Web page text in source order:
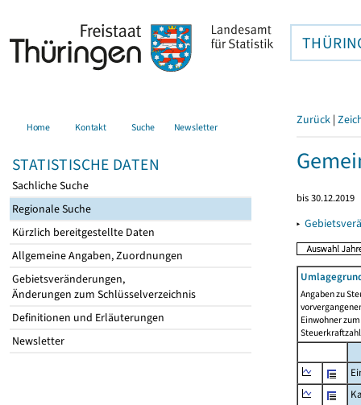
Home Kontakt Suche Newsletter
STATISTISCHE DATEN
Sachliche Suche
Regionale Suche
Kürzlich bereitgestellte Daten
Allgemeine Angaben, Zuordnungen
Gebietsveränderungen,
Änderungen zum Schlüsselverzeichnis
Definitionen und Erläuterungen
Newsletter
Zurück |
bis 30.12.2019
▸
Angaben zu
Einwohner